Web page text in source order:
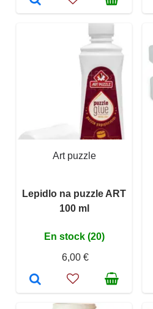
Art puzzle
Lepidlo na puzzle ART
100 ml
En stock (20)
6,00 €